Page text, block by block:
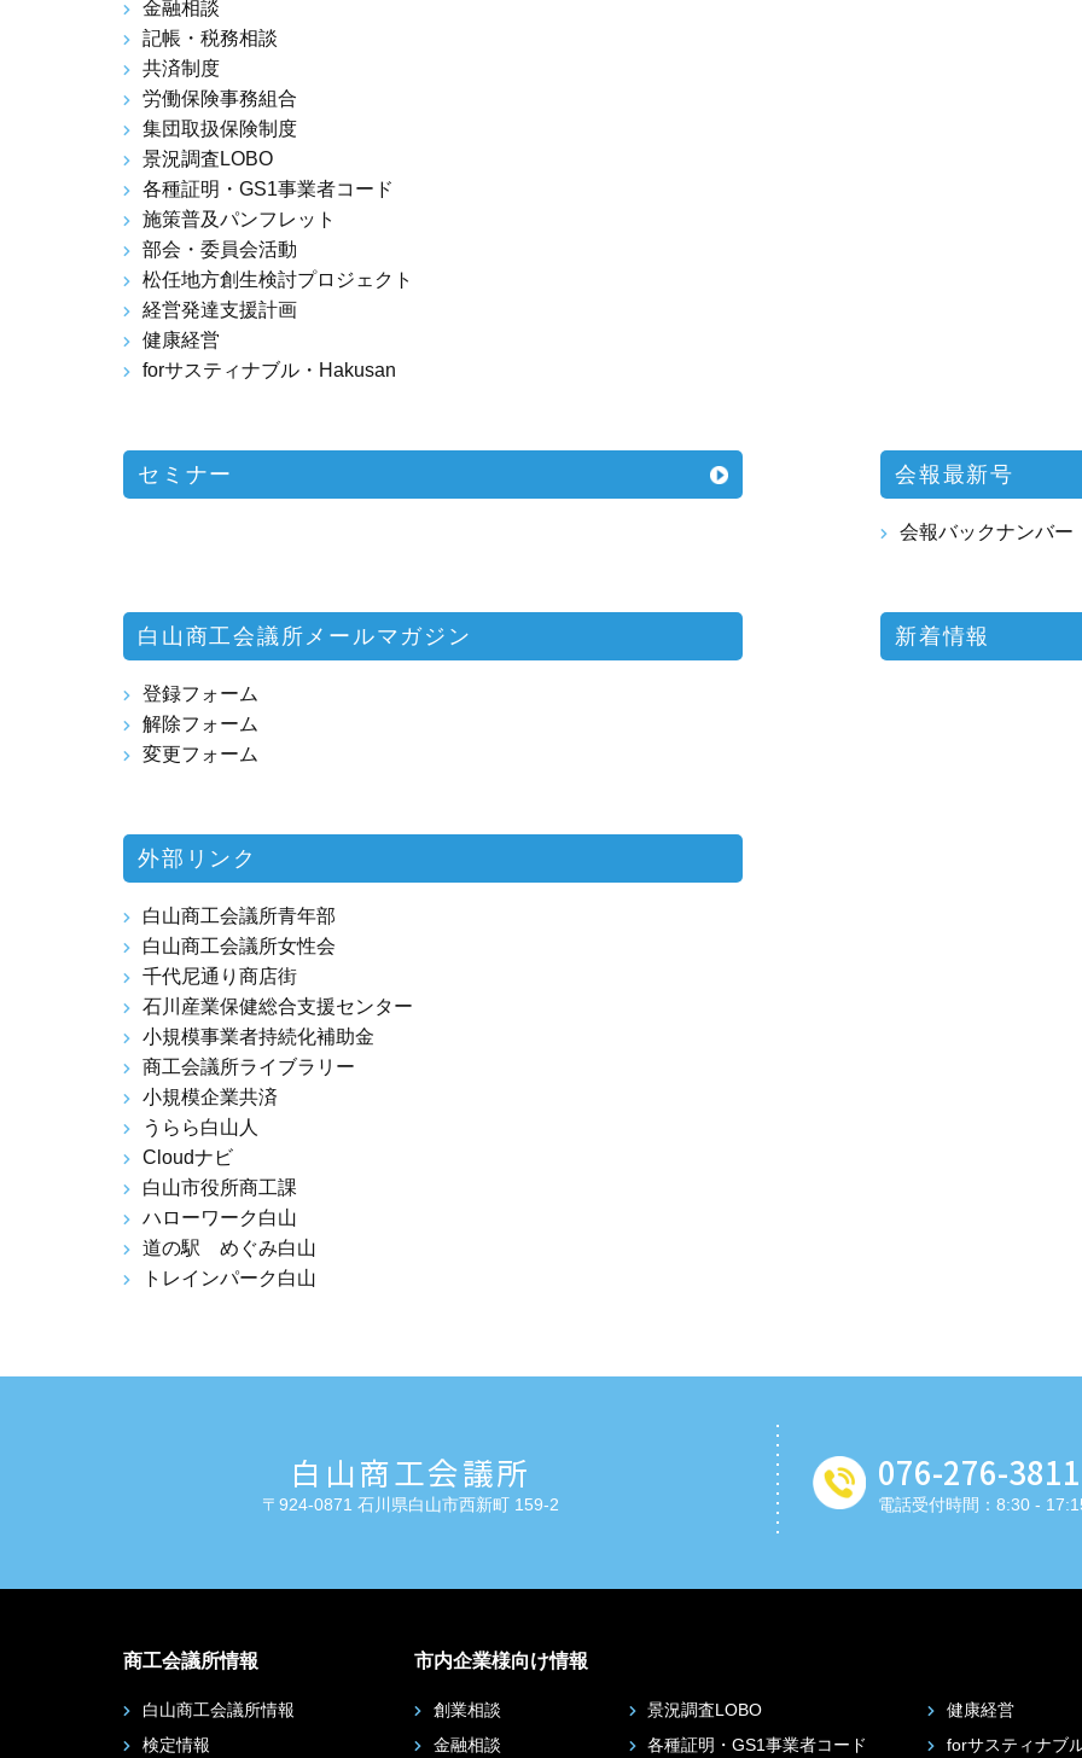
金融相談
記帳・税務相談
共済制度
労働保険事務組合
集団取扱保険制度
景況調査LOBO
各種証明・GS1事業者コード
施策普及パンフレット
部会・委員会活動
松任地方創生検討プロジェクト
経営発達支援計画
健康経営
forサスティナブル・Hakusan
セミナー 会報最新号
会報バックナンバー
白山商工会議所メールマガジン
登録フォーム
解除フォーム
変更フォーム
新着情報
外部リンク
白山商工会議所青年部
白山商工会議所女性会
千代尼通り商店街
石川産業保健総合支援センター
小規模事業者持続化補助金
商工会議所ライブラリー
小規模企業共済
うらら白山人
Cloudナビ
白山市役所商工課
ハローワーク白山
道の駅 めぐみ白山
トレインパーク白山
白山商工会議所
〒924-0871 石川県白山市西新町 159-2
076-276-3811
電話受付時間：8:30 -
商工会議所情報
白山商工会議所情報
検定情報
市内企業様向け情報
創業相談
金融相談
景況調査LOBO
各種証明・GS1事業者コード
健康経営
forサスティナブ